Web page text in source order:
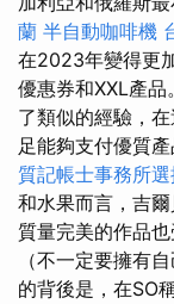
蘭 半自動咖啡機
在2023年變得更
優惠券和XXL產品
了類似的經驗，
足能夠支付優質
質記帳士事務所
和水果而言，吉
質量完美的作品
（不一定要擁有
的背後是，在SO